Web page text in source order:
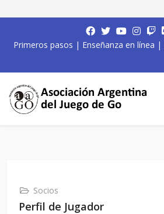
Primeros pasos | Enseñanza en línea |
Socios
Perfil de Jugador